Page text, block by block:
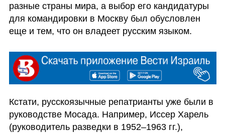
разные страны мира, а выбор его кандидатуры
для командировки в Москву был обусловлен
еще и тем, что он владеет русским языком.
Кстати, русскоязычные репатрианты уже были в
руководстве Мосада. Например, Иссер Харель
(руководитель разведки в 1952–1963 гг.),